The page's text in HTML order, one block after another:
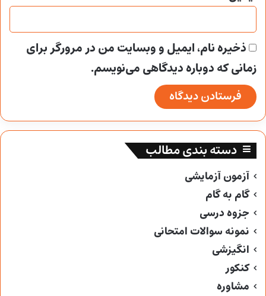
ذخیره نام، ایمیل و وبسایت من در مرورگر برای
زمانی که دوباره دیدگاهی می‌نویسم.
دسته بندی مطالب
آزمون آزمایشی
گام به گام
جزوه درسی
نمونه سوالات امتحانی
انگیزشی
کنکور
مشاوره